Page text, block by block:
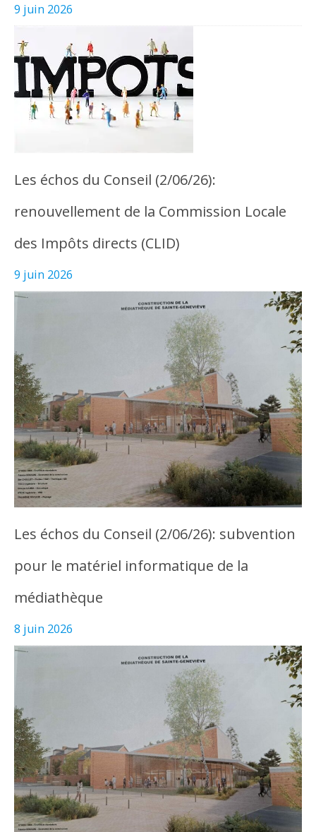
9 juin 2026
Les échos du Conseil (2/06/26):
renouvellement de la Commission Locale
des Impôts directs (CLID)
9 juin 2026
Les échos du Conseil (2/06/26): subvention
pour le matériel informatique de la
médiathèque
8 juin 2026